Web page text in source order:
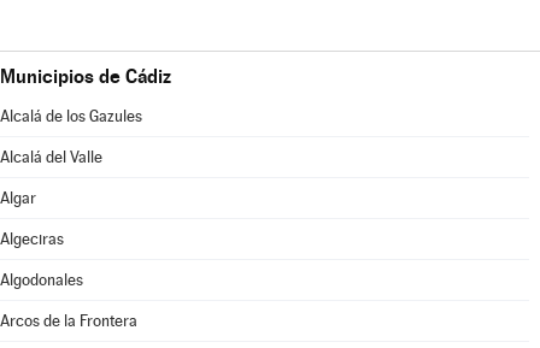
Municipios de Cádiz
Alcalá de los Gazules
Alcalá del Valle
Algar
Algeciras
Algodonales
Arcos de la Frontera